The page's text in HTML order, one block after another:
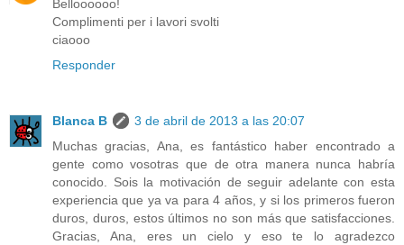
Belloooooo!
Complimenti per i lavori svolti
ciaooo
Responder
Blanca B
3 de abril de 2013 a las 20:07
Muchas gracias, Ana, es fantástico haber encontrado a
gente como vosotras que de otra manera nunca habría
conocido. Sois la motivación de seguir adelante con esta
experiencia que ya va para 4 años, y si los primeros fueron
duros, duros, estos últimos no son más que satisfacciones.
Gracias, Ana, eres un cielo y eso te lo agradezco